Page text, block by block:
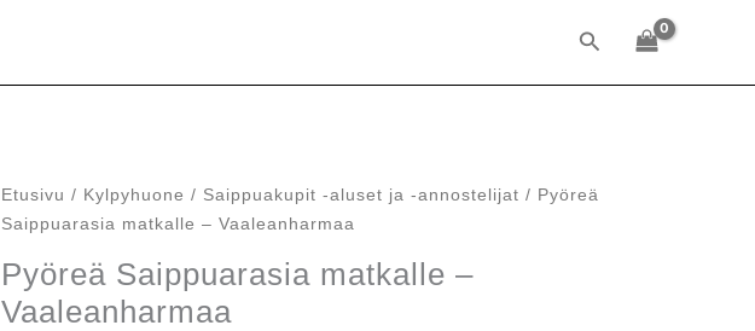
Hae
Etusivu / Kylpyhuone / Saippuakupit -aluset ja -annostelijat / Pyöreä
Saippuarasia matkalle – Vaaleanharmaa
Pyöreä Saippuarasia matkalle –
Vaaleanharmaa